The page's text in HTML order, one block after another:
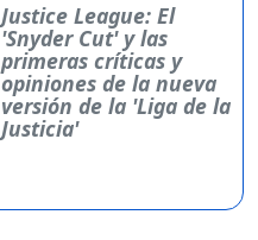
Justice League: El
'Snyder Cut' y las
primeras críticas y
opiniones de la nueva
versión de la 'Liga de la
Justicia'